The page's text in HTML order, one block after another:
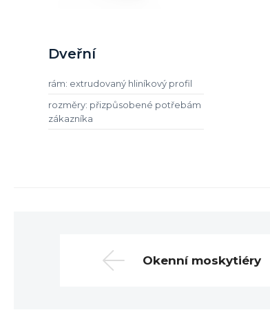
Dveřní
rám: extrudovaný hliníkový profil
rozměry: přizpůsobené potřebám
zákazníka
Okenní moskytiéry